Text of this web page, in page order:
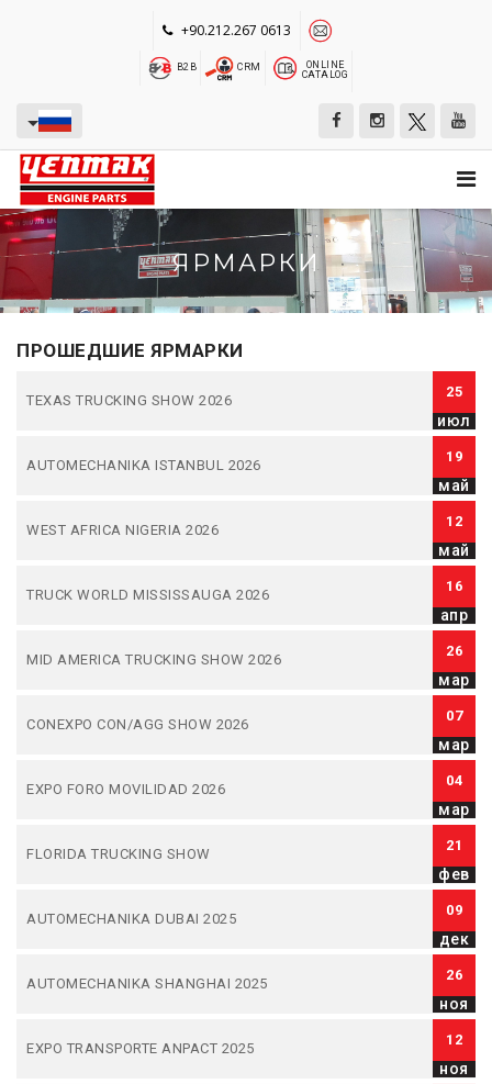
+90.212.267 0613
B2B CRM
ONLINE
CATALOG
ЯРМАРКИ
ПРОШЕДШИЕ ЯРМАРКИ
TEXAS TRUCKING SHOW 2026
25
июл
AUTOMECHANIKA ISTANBUL 2026
19
май
WEST AFRICA NIGERIA 2026
12
май
TRUCK WORLD MISSISSAUGA 2026
16
апр
MID AMERICA TRUCKING SHOW 2026
26
мар
CONEXPO CON/AGG SHOW 2026
07
мар
EXPO FORO MOVILIDAD 2026
04
мар
FLORIDA TRUCKING SHOW
21
фев
AUTOMECHANIKA DUBAI 2025
09
дек
AUTOMECHANIKA SHANGHAI 2025
26
ноя
EXPO TRANSPORTE ANPACT 2025
12
ноя